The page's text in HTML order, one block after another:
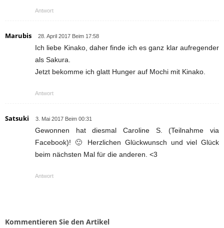
Antwort
Marubis 28. April 2017 Beim 17:58
Ich liebe Kinako, daher finde ich es ganz klar aufregender
als Sakura.
Jetzt bekomme ich glatt Hunger auf Mochi mit Kinako.
Antwort
Satsuki 3. Mai 2017 Beim 00:31
Gewonnen hat diesmal Caroline S. (Teilnahme via
Facebook)! 🙂 Herzlichen Glückwunsch und viel Glück
beim nächsten Mal für die anderen. <3
Antwort
Kommentieren Sie den Artikel